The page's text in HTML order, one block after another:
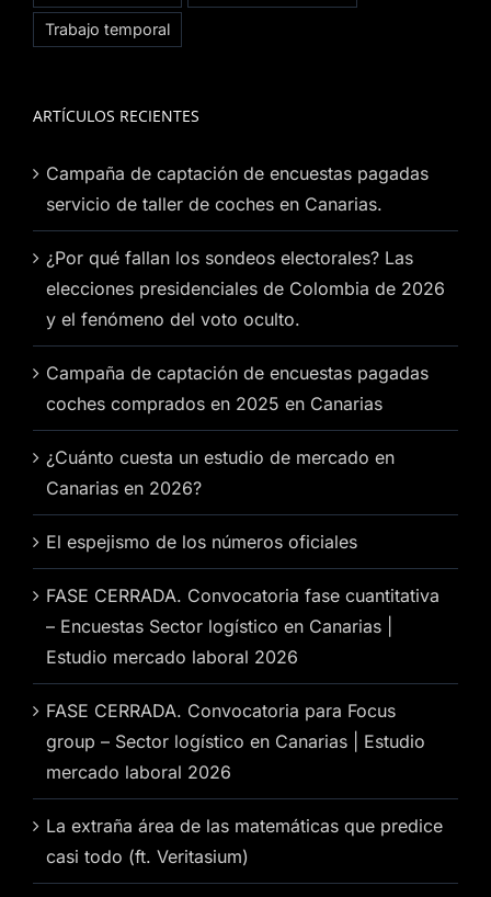
Trabajo temporal
ARTÍCULOS RECIENTES
Campaña de captación de encuestas pagadas
servicio de taller de coches en Canarias.
¿Por qué fallan los sondeos electorales? Las
elecciones presidenciales de Colombia de 2026
y el fenómeno del voto oculto.
Campaña de captación de encuestas pagadas
coches comprados en 2025 en Canarias
¿Cuánto cuesta un estudio de mercado en
Canarias en 2026?
El espejismo de los números oficiales
FASE CERRADA. Convocatoria fase cuantitativa
– Encuestas Sector logístico en Canarias |
Estudio mercado laboral 2026
FASE CERRADA. Convocatoria para Focus
group – Sector logístico en Canarias | Estudio
mercado laboral 2026
La extraña área de las matemáticas que predice
casi todo (ft. Veritasium)